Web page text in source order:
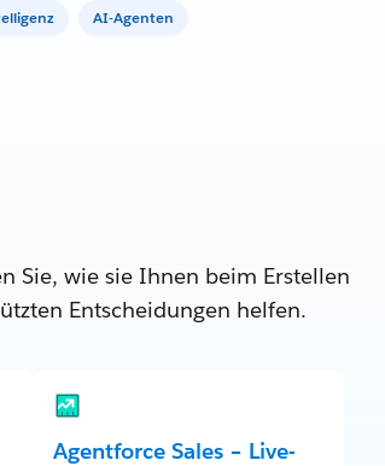
AI-Agenten
Sie, wie sie Ihnen beim Erstellen
Entscheidungen helfen.
Agentforce Sales – Live-